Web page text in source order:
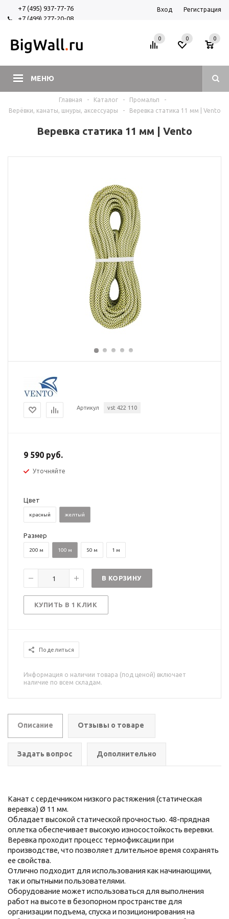
+7 (495) 937-77-76
+7 (499) 277-20-08
Вход Регистрация
МЕНЮ
0 0
0
Главная - Каталог - Промальп
-
Верёвки, канаты, шнуры, аксессуары
- Веревка статика 11 мм | Vento
Веревка статика 11 мм | Vento
Артикул vst 422 110
9 590 руб.
Уточняйте
Цвет
красный желтый
Размер
200 м 100 м 50 м 1 м
В КОРЗИНУ
КУПИТЬ В 1 КЛИК
Поделиться
Информация о наличии товара (под ценой) включает
наличие по всем складам.
Описание Отзывы о товаре
Задать вопрос Дополнительно
Канат с сердечником низкого растяжения (статическая
веревка) Ø 11 мм.
Обладает высокой статической прочностью. 48-прядная
оплетка обеспечивает высокую износостойкость веревки.
Веревка проходит процесс термофиксации при
производстве, что позволяет длительное время сохранять
ее свойства.
Отлично подходит для использования как начинающими,
так и опытными пользователями.
Оборудование может использоваться для выполнения
работ на высоте в безопорном пространстве для
организации подъема, спуска и позиционирования на